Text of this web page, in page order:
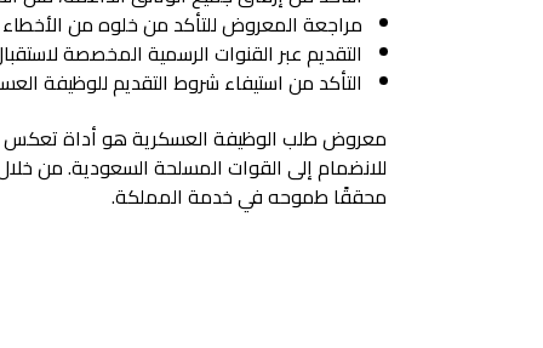
مراجعة المعروض للتأكد من خلوه من الأخطاء
التقديم عبر القنوات الرسمية المخصصة
التأكد من استيفاء شروط التقديم للوظيفة
معروض طلب الوظيفة العسكرية هو أداة تعكس
للانضمام إلى القوات المسلحة السعودية. من
محققًا طموحه في خدمة المملكة.